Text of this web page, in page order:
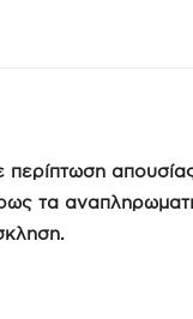
περίπτωση
τα